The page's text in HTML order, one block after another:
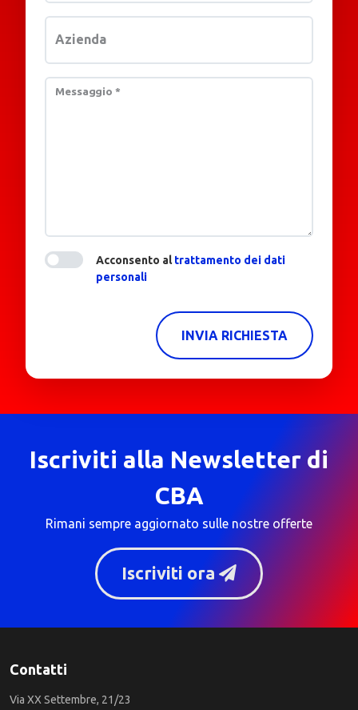
Azienda
Messaggio *
Acconsento altrattamento dei dati
personali
INVIA RICHIESTA
Iscriviti alla Newsletter di
CBA
Rimani sempre aggiornato sulle nostre offerte
Iscriviti ora
Contatti
Via XX Settembre, 21/23